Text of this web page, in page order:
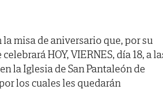
la misa de aniversario que, por su
HOY, VIERNES, día 18, a
la Iglesia de San Pantaleón de
los cuales les quedarán